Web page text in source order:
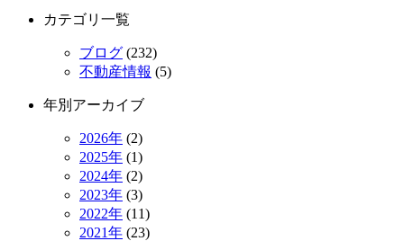
カテゴリ一覧
ブログ (232)
不動産情報 (5)
年別アーカイブ
2026年 (2)
2025年 (1)
2024年 (2)
2023年 (3)
2022年 (11)
2021年 (23)